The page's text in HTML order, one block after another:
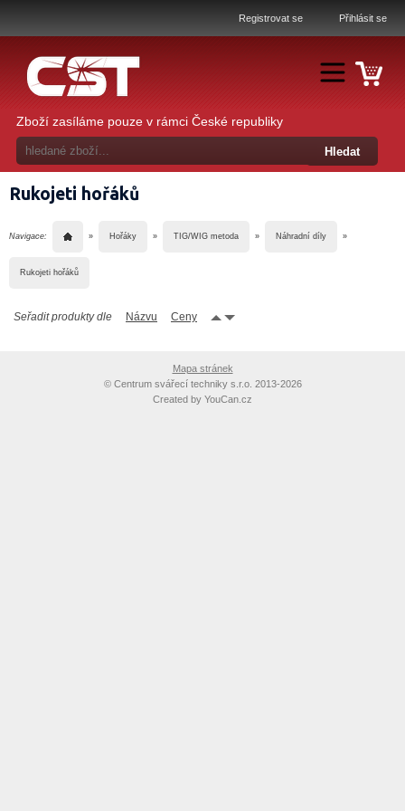
Registrovat se Přihlásit se
Zboží zasíláme pouze v rámci České republiky
Rukojeti hořáků
Navigace: » Hořáky » TIG/WIG metoda » Náhradní díly »
Rukojeti hořáků
Seřadit produkty dle Názvu Ceny
Mapa stránek
©Centrum svářecí techniky s.r.o. 2013-2026
Created by YouCan.cz